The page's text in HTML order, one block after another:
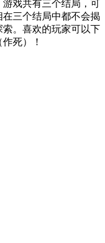
戏共有三个结局，可
三个结局中都不会揭
。喜欢的玩家可以下
死）！